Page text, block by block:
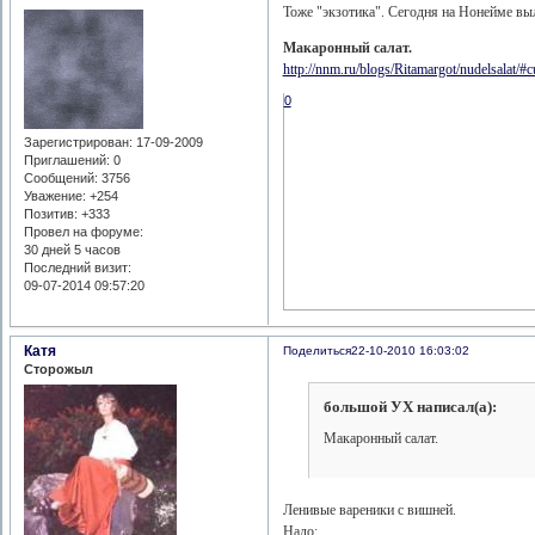
Зарегистрирован: 17-09-2009
Приглашений: 0
Сообщений: 3756
Уважение: +254
Позитив: +333
Провел на форуме:
30 дней 5 часов
Последний визит:
09-07-2014 09:57:20
Тоже "экзотика". Сегодня на Нонейме
Макаронный салат.
http://nnm.ru/blogs/Ritamargot/nudelsalat/
0
Поделиться22-10-2010 16:03:02
Катя
Сторожыл
большой УХ написал(а):
Макаронный салат.
Ленивые вареники с вишней.
Надо: